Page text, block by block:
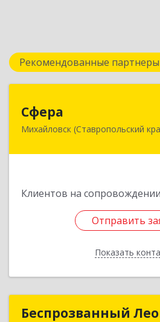
Рекомендованные партнеры
Сфера
Михайловск (Ставропольский
Клиентов на сопровождении
Отправить
Показать
356240, Ставропольский
Отправить
Назад
Беспрозванный